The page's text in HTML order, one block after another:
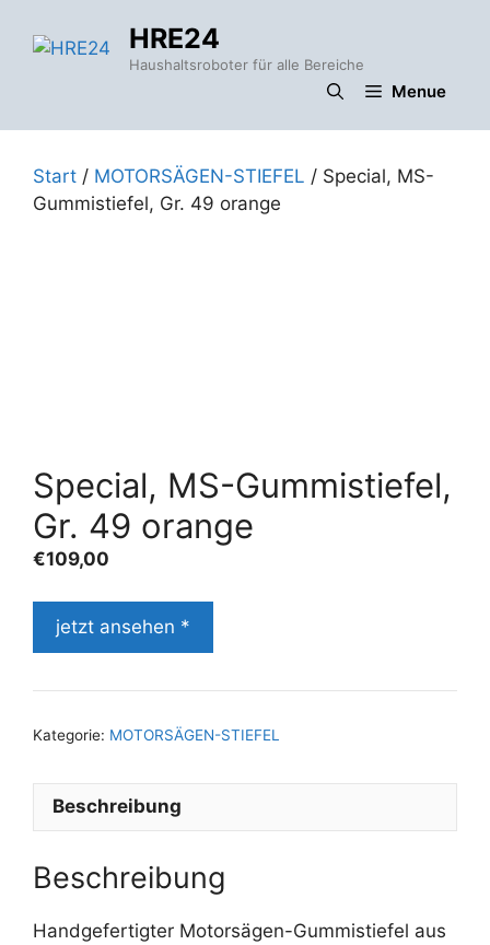
Inhalt
HRE24
Haushaltsroboter für alle Bereiche
Menue
Start / MOTORSÄGEN-STIEFEL / Special, MS-
Gummistiefel, Gr. 49 orange
Special, MS-Gummistiefel,
Gr. 49 orange
€109,00
jetzt ansehen *
Kategorie: MOTORSÄGEN-STIEFEL
Beschreibung
Beschreibung
Handgefertigter Motorsägen-Gummistiefel aus